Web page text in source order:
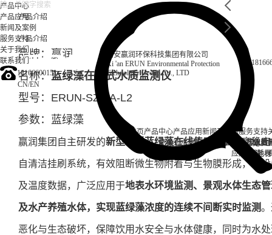
西安赢润环保科技集团有限公司
Xi 'an ERUN Environmental Protection
Technology Group Co., LTD
首页产品中心
便携式水质检测仪
实验室台式水质
试剂耗材
产品应用
循环冷却水饮
地
新闻及案例
企业资讯行业资
应用案例
服务支持
售后
产品中心
产品应用
新闻及案例
服务支持
关于我们
联系我们
18166600151
CN/EN
产品介绍
产品介绍
品牌：赢润
名称：蓝绿藻在线式水质监测仪
型号：ERUN-SZ4-A-L2
参数：蓝绿藻
赢润集团自主研发的新型水质蓝绿藻在线传感器 ，以高稳
自清洁挂刷系统，有效阻断微生物附着与生物膜形成，将
及温度数据，广泛应用于地表水环境监测、景观水体生态
及水产养殖水体，实现蓝绿藻浓度的连续不间断实时监测
恶化与生态破坏，保障饮用水安全与水体健康，同时为水